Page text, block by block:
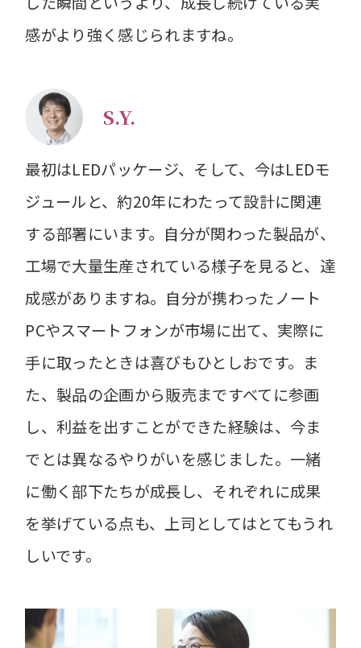
感がより強く感じられますね。
S.Y.
最初はLEDパッケージ、そして、今はLEDモ
ジュールと、約20年にわたって設計に関連
する部署にいます。自分が関わった製品が、
工場で大量生産されている様子を見ると、達
成感がありますね。自分が携わったノート
PCやスマートフォンが市場に出て、実際に
手に取ったときは喜びもひとしおです。ま
た、製品の企画から販売まですべてに参画
し、利益を出すことができた経験は、今ま
でとは異なるやりがいを感じました。一緒
に働く部下たちが成長し、それぞれに成果
を挙げている点も、上司としてはとてもうれ
しいです。